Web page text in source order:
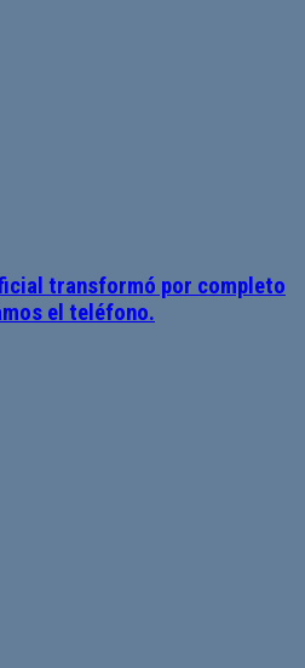
transformó por completo
el teléfono.